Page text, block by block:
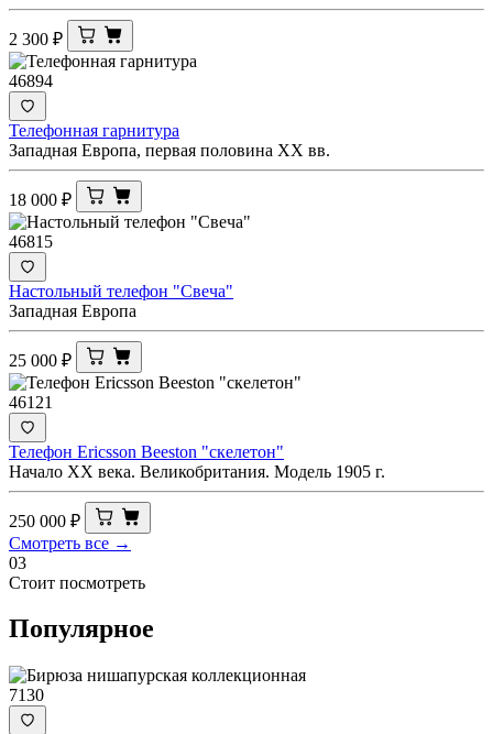
2 300 ₽
46894
Телефонная гарнитура
Западная Европа, первая половина XX вв.
18 000 ₽
46815
Настольный телефон "Свеча"
Западная Европа
25 000 ₽
46121
Телефон Ericsson Beeston "скелетон"
Начало XX века. Великобритания. Модель 1905 г.
250 000 ₽
Смотреть все →
03
Стоит посмотреть
Популярное
7130